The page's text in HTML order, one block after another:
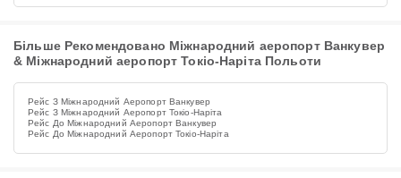
Більше Рекомендовано Міжнародний аеропорт Ванкувер
& Міжнародний аеропорт Токіо-Наріта Польоти
Рейс З Міжнародний Аеропорт Ванкувер
Рейс З Міжнародний Аеропорт Токіо-Наріта
Рейс До Міжнародний Аеропорт Ванкувер
Рейс До Міжнародний Аеропорт Токіо-Наріта